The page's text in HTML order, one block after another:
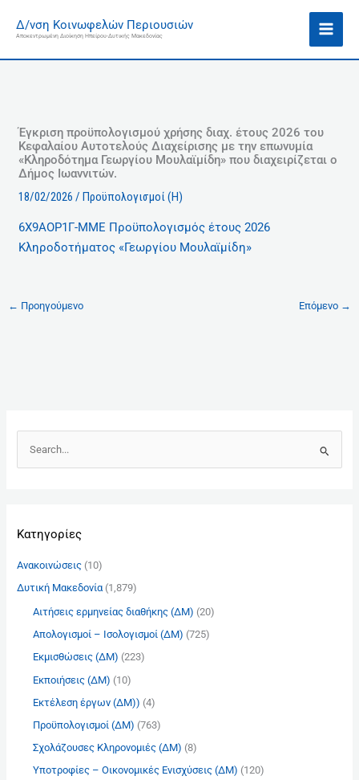
στοΔ/νση Κοινωφελών Περιουσιών
Αποκεντρωμένη Διοίκηση Ηπείρου-Δυτικής Μακεδονίας
Έγκριση προϋπολογισμού χρήσης διαχ. έτους 2026 του
Κεφαλαίου Αυτοτελούς Διαχείρισης με την επωνυμία
«Κληροδότημα Γεωργίου Μουλαϊμίδη» που διαχειρίζεται ο
Δήμος Ιωαννιτών.
18/02/2026/Προϋπολογισμοί (Η)
6Χ9ΑΟΡ1Γ-ΜΜΕ Προϋπολογισμός έτους 2026
Κληροδοτήματος «Γεωργίου Μουλαϊμίδη»
← Προηγούμενο Επόμενο →
ή
σ
Kατηγορίες
Ανακοινώσεις(10)
Δυτική Μακεδονία(1,879)
Αιτήσεις ερμηνείας διαθήκης (ΔΜ) (20)
Απολογισμοί – Ισολογισμοί (ΔΜ) (725)
Εκμισθώσεις (ΔΜ) (223)
Εκποιήσεις (ΔΜ) (10)
Εκτέλεση έργων (ΔΜ)) (4)
Προϋπολογισμοί (ΔΜ) (763)
Σχολάζουσες Κληρονομιές (ΔΜ) (8)
Υποτροφίες – Οικονομικές Ενισχύσεις (ΔΜ) (120)
σ
κ
ό